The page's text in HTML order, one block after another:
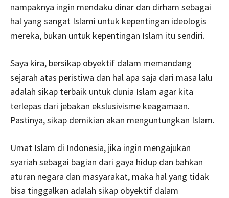
nampaknya ingin mendaku dinar dan dirham sebagai
hal yang sangat Islami untuk kepentingan ideologis
mereka, bukan untuk kepentingan Islam itu sendiri.
Saya kira, bersikap obyektif dalam memandang
sejarah atas peristiwa dan hal apa saja dari masa lalu
adalah sikap terbaik untuk dunia Islam agar kita
terlepas dari jebakan ekslusivisme keagamaan.
Pastinya, sikap demikian akan menguntungkan Islam.
Umat Islam di Indonesia, jika ingin mengajukan
syariah sebagai bagian dari gaya hidup dan bahkan
aturan negara dan masyarakat, maka hal yang tidak
bisa tinggalkan adalah sikap obyektif dalam